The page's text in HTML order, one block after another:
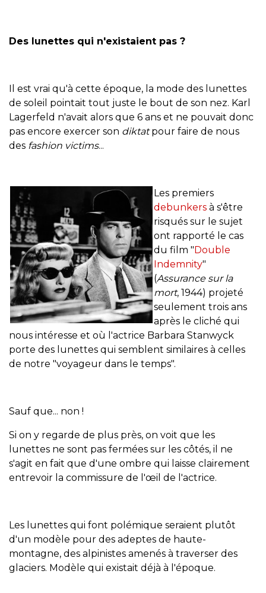
Des lunettes qui n'existaient pas ?
Il est vrai qu'à cette époque, la mode des lunettes
de soleil pointait tout juste le bout de son nez. Karl
Lagerfeld n'avait alors que 6 ans et ne pouvait donc
pas encore exercer son diktatpour faire de nous
des fashion victims...
Les premiers
debunkers à s'être
risqués sur le sujet
ont rapporté le cas
du film "Double
Indemnity"
(Assurance sur la
mort, 1944) projeté
seulement trois ans
après le cliché qui
nous intéresse et où l'actrice Barbara Stanwyck
porte des lunettes qui semblent similaires à celles
de notre "voyageur dans le temps".
Sauf que... non !
Si on y regarde de plus près, on voit que les
lunettes ne sont pas fermées sur les côtés, il ne
s'agit en fait que d'une ombre qui laisse clairement
entrevoir la commissure de l'œil de l'actrice.
Les lunettes qui font polémique seraient plutôt
d'un modèle pour des adeptes de haute-
montagne, des alpinistes amenés à traverser des
glaciers. Modèle qui existait déjà à l'époque.